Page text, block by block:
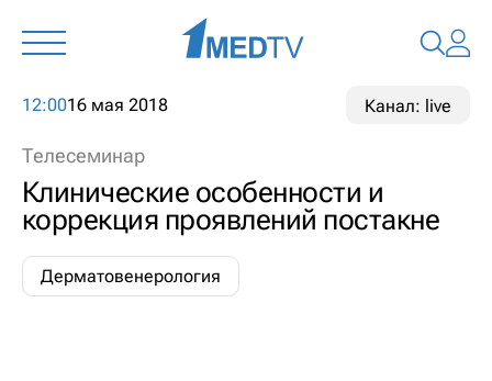
12:0016 мая 2018 Канал: live
Телесеминар
Клинические особенности и
коррекция проявлений постакне
Дерматовенерология